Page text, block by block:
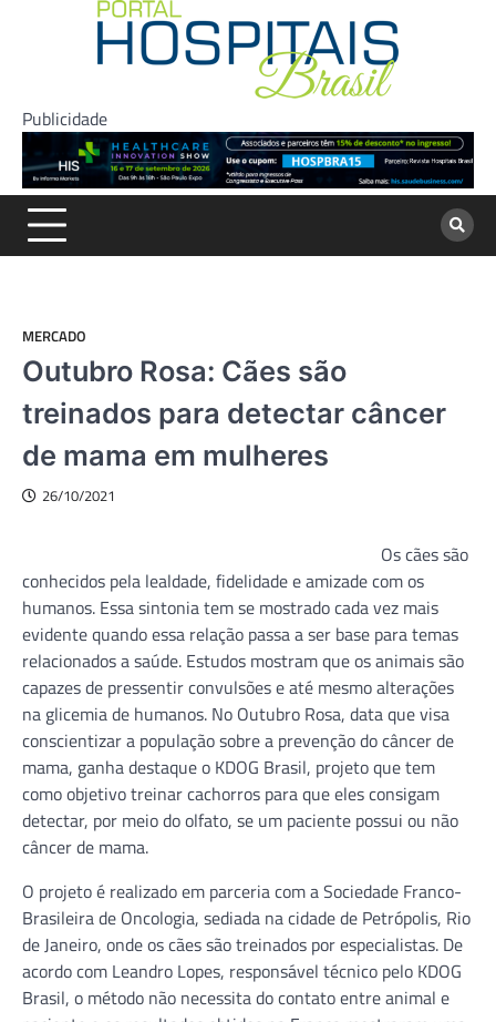
Publicidade
MERCADO
Outubro Rosa: Cães são
treinados para detectar câncer
de mama em mulheres
26/10/2021
Os cães são
conhecidos pela lealdade, fidelidade e amizade com os
humanos. Essa sintonia tem se mostrado cada vez mais
evidente quando essa relação passa a ser base para temas
relacionados a saúde. Estudos mostram que os animais são
capazes de pressentir convulsões e até mesmo alterações
na glicemia de humanos. No Outubro Rosa, data que visa
conscientizar a população sobre a prevenção do câncer de
mama, ganha destaque o KDOG Brasil, projeto que tem
como objetivo treinar cachorros para que eles consigam
detectar, por meio do olfato, se um paciente possui ou não
câncer de mama.
O projeto é realizado em parceria com a Sociedade Franco-
Brasileira de Oncologia, sediada na cidade de Petrópolis, Rio
de Janeiro, onde os cães são treinados por especialistas. De
acordo com Leandro Lopes, responsável técnico pelo KDOG
Brasil, o método não necessita do contato entre animal e